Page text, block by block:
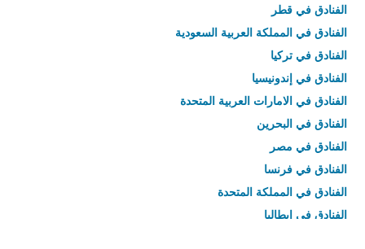
الفنادق في قطر
الفنادق في المملكة العربية السعودية
الفنادق في تركيا
الفنادق في إندونيسيا
الفنادق في الامارات العربية المتحدة
الفنادق في البحرين
الفنادق في مصر
الفنادق في فرنسا
الفنادق في المملكة المتحدة
الفنادق في إيطاليا